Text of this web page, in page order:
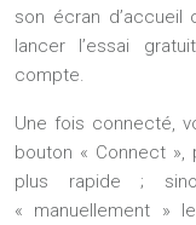
son écran
lancer l’essai
compte.
Une fois connecté,
bouton « Connect »,
plus rapide ;
« manuellement »